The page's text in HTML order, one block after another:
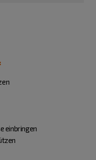
einbringen